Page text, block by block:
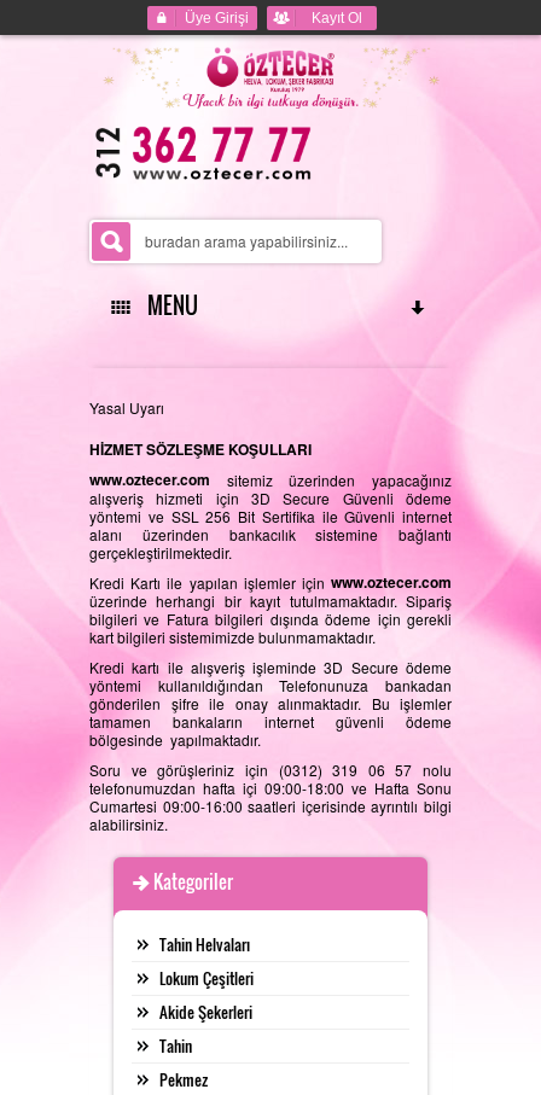
Üye Girişi Kayıt Ol
MENU
ANASAYFA
HAKKIMIZDA
REFERANSLARIMIZ
FOTOĞRAF GALERISI
ÜRETIM ALANLARIMIZ
Yasal Uyarı
HİZMET SÖZLEŞME KOŞULLARI
www.oztecer.com sitemiz üzerinden yapacağınız
alışveriş hizmeti için 3D Secure Güvenli ödeme
yöntemi ve SSL 256 Bit Sertifika ile Güvenli internet
alanı üzerinden bankacılık sistemine bağlantı
gerçekleştirilmektedir.
Kredi Kartı ile yapılan işlemler için www.oztecer.com
üzerinde herhangi bir kayıt tutulmamaktadır. Sipariş
bilgileri ve Fatura bilgileri dışında ödeme için gerekli
kart bilgileri sistemimizde bulunmamaktadır.
Kredi kartı ile alışveriş işleminde 3D Secure ödeme
yöntemi kullanıldığından Telefonunuza bankadan
gönderilen şifre ile onay alınmaktadır. Bu işlemler
tamamen bankaların internet güvenli ödeme
bölgesinde yapılmaktadır.
Soru ve görüşleriniz için (0312) 319 06 57 nolu
telefonumuzdan hafta içi 09:00-18:00 ve Hafta Sonu
Cumartesi 09:00-16:00 saatleri içerisinde ayrıntılı bilgi
alabilirsiniz.
Kategoriler
Tahin Helvaları
Lokum Çeşitleri
Akide Şekerleri
Tahin
Pekmez